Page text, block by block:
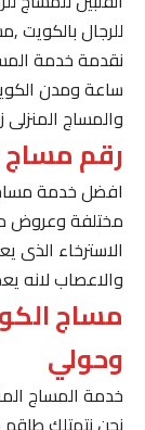
للرجال بالكويت
ساعة ومدن
والمساج المنزلى
رقم مساج
افضل خدمة مساج
مختلفة وعروض
الاسترخاء الذى
والاعصاب لانه
مساج
وحولي
خدمة المساج